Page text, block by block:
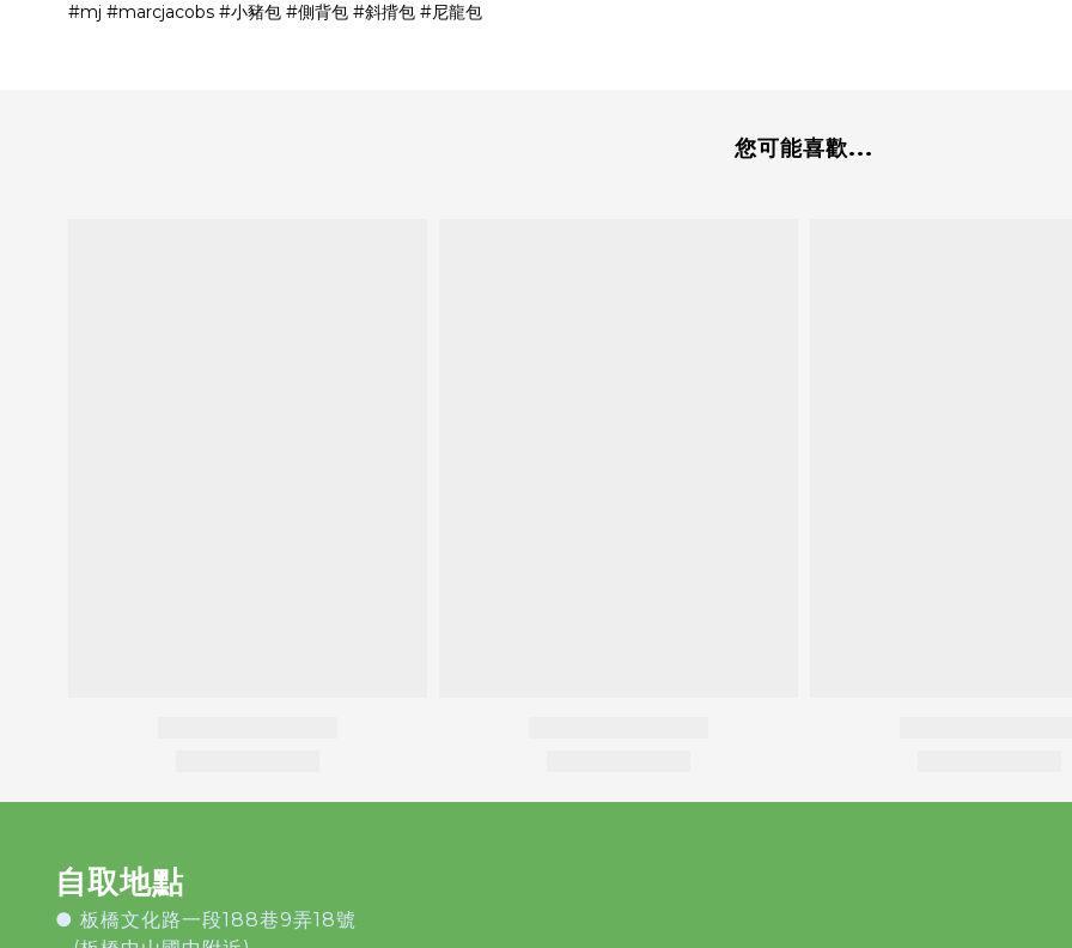
#mj #marcjacobs #小豬包 #側背包 #斜揹包 #尼龍包
您可能喜歡...
自取地點
● 板橋文化路一段188巷9弄18號